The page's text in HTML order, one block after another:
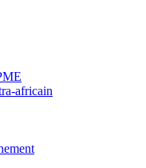
africain